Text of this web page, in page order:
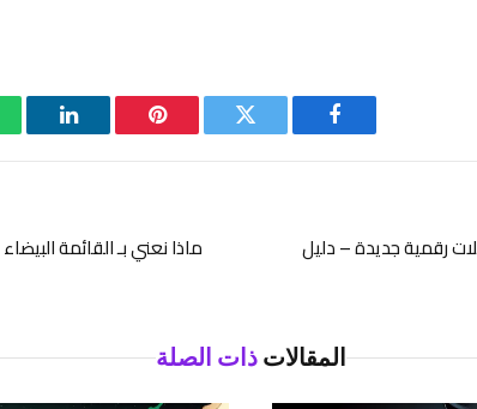
فيسبوك تويتر بينتيريستلينكدإن
رقمية جديدة – دليل ماذا نعني بـ القائمة
المقالاتذات الصلة